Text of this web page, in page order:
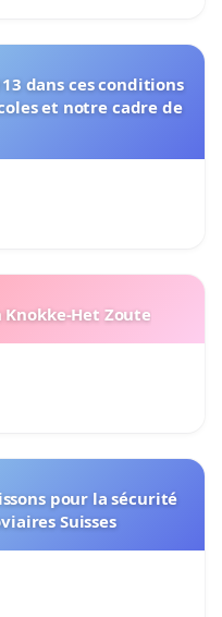
dans ces conditions
et notre cadre de
Het Zoute
pour la sécurité
Suisses